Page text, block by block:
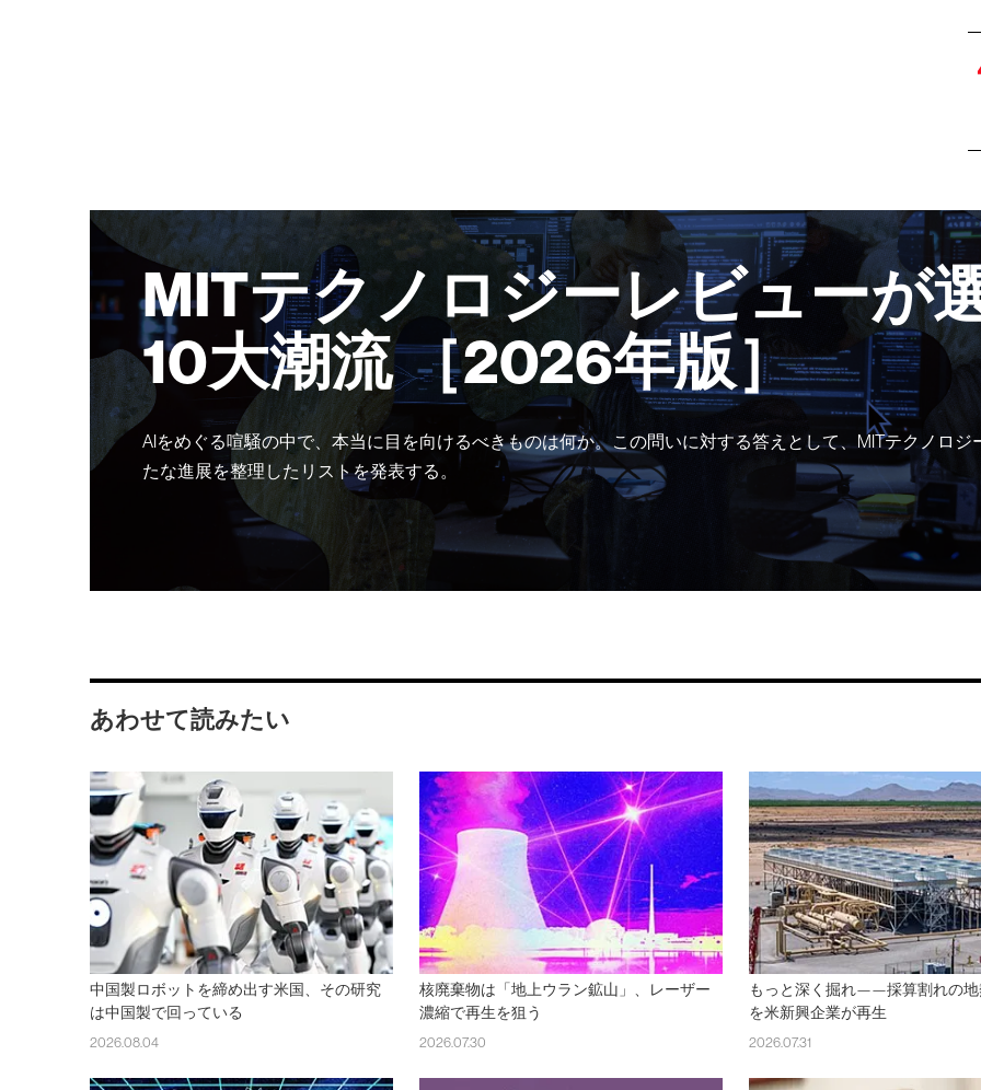
MITテクノロジーレビューが
10大潮流 ［2026年版］
AIをめぐる喧騒の中で、本当に目を向けるべきものは何か。この問いに対する答えとして、MITテクノロ
たな進展を整理したリストを発表する。
あわせて読みたい
中国製ロボットを締め出す米国、その研究
は中国製で回っている
2026.08.04
核廃棄物は「地上ウラン鉱山」、レーザー
濃縮で再生を狙う
2026.07.30
もっと深く掘れ——採算割れの地
を米新興企業が再生
2026.07.31